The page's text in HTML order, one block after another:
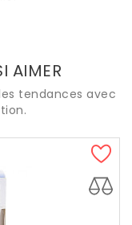
AIMER
tendances avec